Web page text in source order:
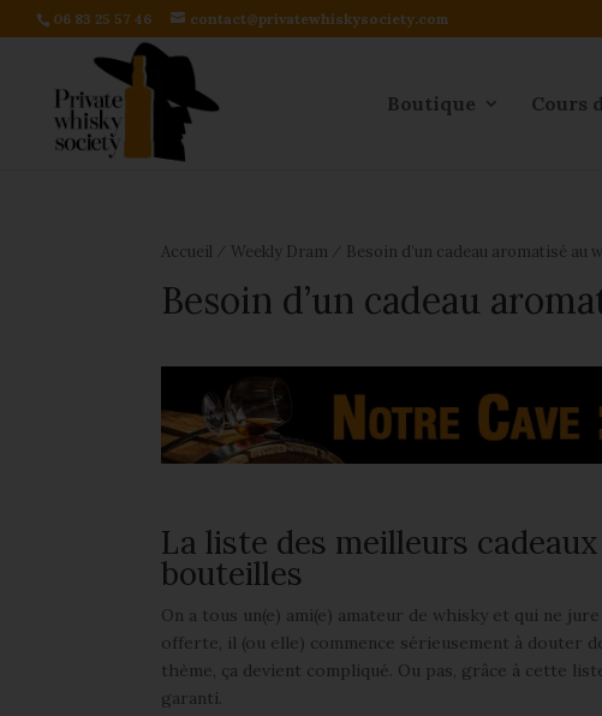
06 83 25 57 46 contact@privatewhiskysociety.com
Boutique Cours
Accueil Weekly Dram Besoin d’un cadeau aromatisé au
Besoin d’un cadeau
La liste des meilleurs
bouteilles
On a tous un(e) ami(e) amateur de whisky et qui ne
offerte, il (ou elle) commence sérieusement à
thème, ça devient compliqué. Ou pas, grâce à cette
garanti.